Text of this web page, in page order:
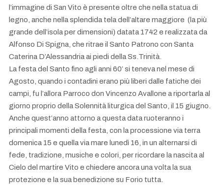
l’immagine di San Vito è presente oltre che nella statua di
legno, anche nella splendida tela dell’altare maggiore (la più
grande dell’isola per dimensioni) datata 1742 e realizzata da
Alfonso Di Spigna, che ritrae il Santo Patrono con Santa
Caterina D’Alessandria ai piedi della Ss.Trinità.
La festa del Santo fino agli anni 60’ si teneva nel mese di
Agosto, quando i contadini erano più liberi dalle fatiche dei
campi, fu l’allora Parroco don Vincenzo Avallone a riportarla al
giorno proprio della Solennità liturgica del Santo, il 15 giugno.
Anche quest’anno attorno a questa data ruoteranno i
principali momenti della festa, con la processione via terra
domenica 15 e quella via mare lunedì 16, in un alternarsi di
fede, tradizione, musiche e colori, per ricordare la nascita al
Cielo del martire Vito e chiedere ancora una volta la sua
protezione e la sua benedizione su Forio tutta.